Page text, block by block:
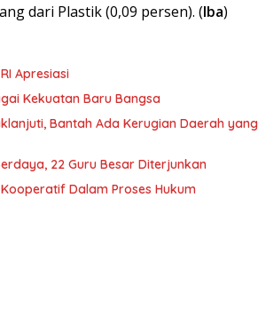
dari Plastik (0,09 persen). (Iba)
Apresiasi
Kekuatan Baru Bangsa
Bantah Ada Kerugian Daerah yang
22 Guru Besar Diterjunkan
Dalam Proses Hukum